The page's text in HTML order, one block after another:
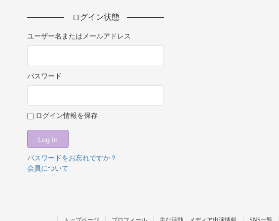
ログイン状態
ユーザー名またはメールアドレス
パスワード
ログイン情報を保存
パスワードをお忘れですか？
会員について